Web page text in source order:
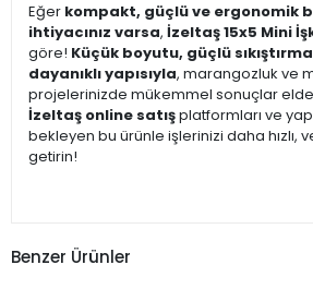
Eğer kompakt, güçlü ve ergonomik
ihtiyacınız varsa, İzeltaş 15x5 Mini
göre! Küçük boyutu, güçlü
dayanıklı yapısıyla, marangozluk ve
projelerinizde mükemmel sonuçlar
İzeltaş online satışplatformları ve
bekleyen bu ürünle işlerinizi daha hızlı,
getirin!
Benzer Ürünler